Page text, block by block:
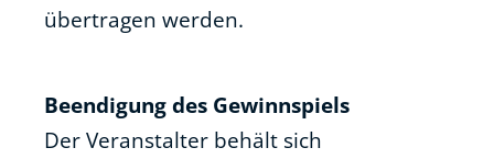
übertragen werden.
Beendigung des Gewinnspiels
Der Veranstalter behält sich